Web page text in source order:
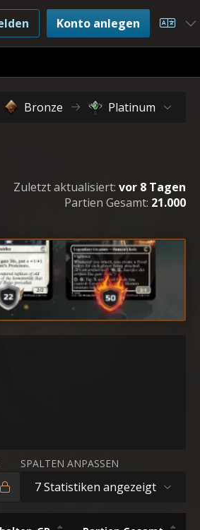
Konto anlegen
Bronze Platinum
Zuletzt aktualisiert: vor 8 Tagen
Partien Gesamt: 21.000
SPALTEN ANPASSEN
7 Statistiken angezeigt